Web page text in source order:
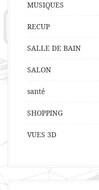
MUSIQUES
RECUP
SALLE DE BAIN
SALON
santé
SHOPPING
VUES 3D